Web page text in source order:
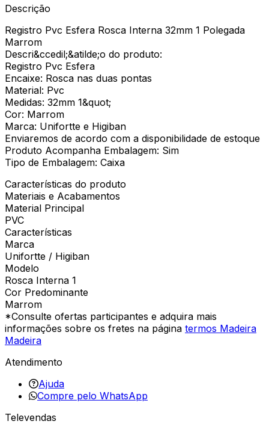
Descrição
Registro Pvc Esfera Rosca Interna 32mm 1 Polegada
Marrom
Descri&ccedil;&atilde;o do produto:
Registro Pvc Esfera
Encaixe: Rosca nas duas pontas
Material: Pvc
Medidas: 32mm 1&quot;
Cor: Marrom
Marca: Unifortte e Higiban
Enviaremos de acordo com a disponibilidade de estoque
Produto Acompanha Embalagem: Sim
Tipo de Embalagem: Caixa
Características do produto
Materiais e Acabamentos
Material Principal
PVC
Características
Marca
Unifortte / Higiban
Modelo
Rosca Interna 1
Cor Predominante
Marrom
*Consulte ofertas participantes e adquira mais
informações sobre os fretes na página termos Madeira
Madeira
Atendimento
Ajuda
Compre pelo WhatsApp
Televendas